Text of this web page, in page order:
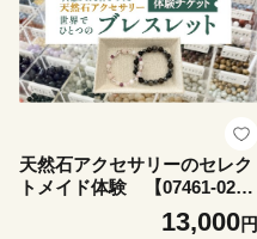
天然石アクセサリーのセレク
トメイド体験 【07461-027
13,000円